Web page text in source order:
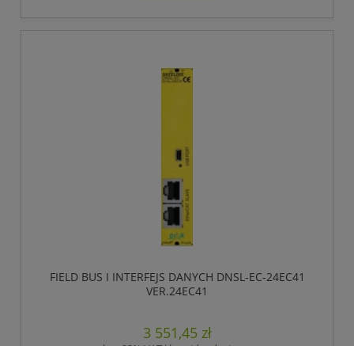
FIELD BUS I INTERFEJS DANYCH DNSL-EC-24EC41
VER.24EC41
3 551,45 zł